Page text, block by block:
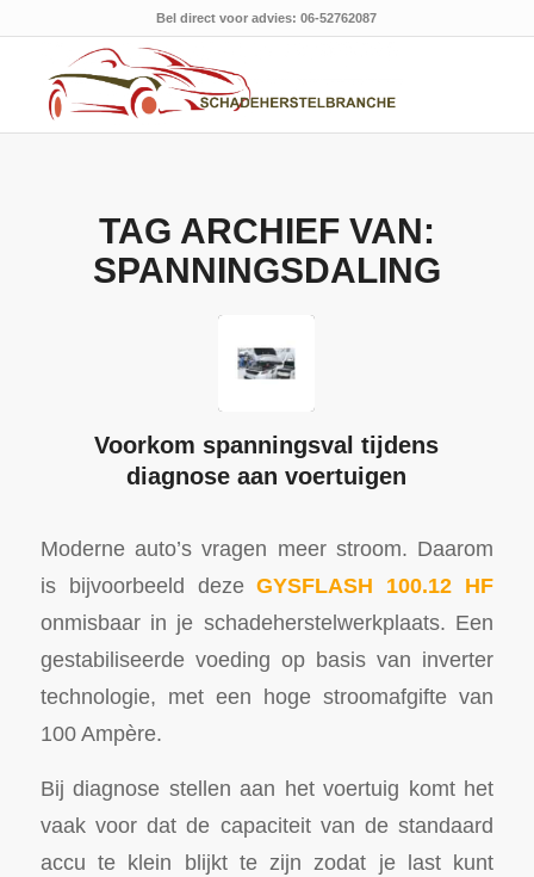
Bel direct voor advies: 06-52762087
TAG ARCHIEF VAN:
SPANNINGSDALING
Voorkom spanningsval tijdens
diagnose aan voertuigen
Moderne auto’s vragen meer stroom. Daarom
is bijvoorbeeld dezeGYSFLASH 100.12 HF
onmisbaar in je schadeherstelwerkplaats. Een
gestabiliseerde voeding op basis van inverter
technologie, met een hoge stroomafgifte van
100 Ampère.
Bij diagnose stellen aan het voertuig komt het
vaak voor dat de capaciteit van de standaard
accu te klein blijkt te zijn zodat je last kunt